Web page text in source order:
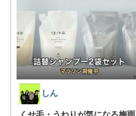
しん